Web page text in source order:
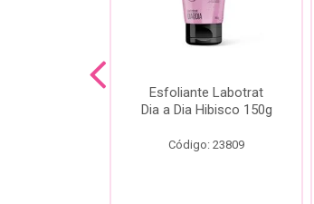
Esfoliante Labotrat
Dia a Dia Hibisco 150g
Código: 23809